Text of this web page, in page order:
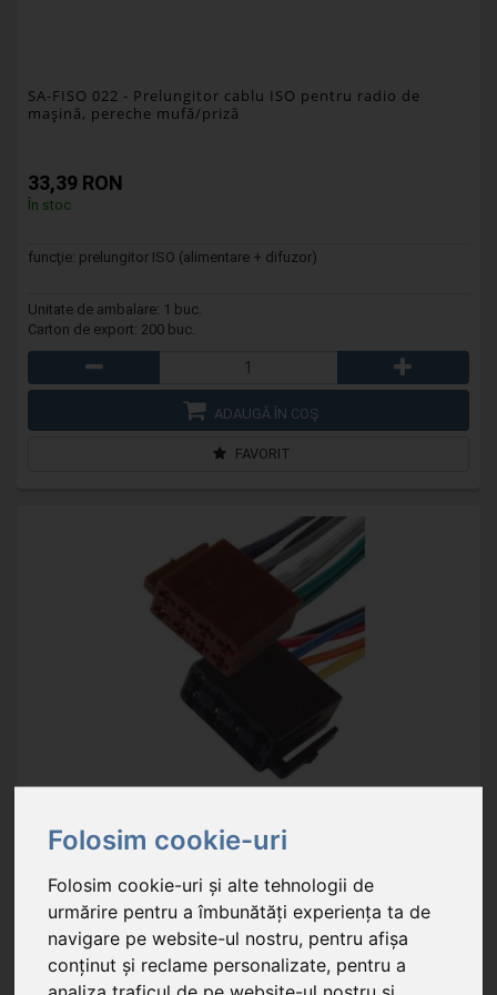
Folosim cookie-uri
Folosim cookie-uri și alte tehnologii de
urmărire pentru a îmbunătăți experiența ta de
navigare pe website-ul nostru, pentru afișa
conținut și reclame personalizate, pentru a
analiza traficul de pe website-ul nostru și
SA-FISO 022 - Prelungitor cablu ISO pentru radio de
maşină, pereche mufă/priză
33,39 RON
În stoc
funcţie: prelungitor ISO (alimentare + difuzor)
Unitate de ambalare: 1 buc.
Carton de export: 200 buc.
ADAUGĂ ÎN COŞ
FAVORIT
18,29 RON
În stoc
funcţie: soclu alimentare ISO + difuzor; legare: poate fi lipit